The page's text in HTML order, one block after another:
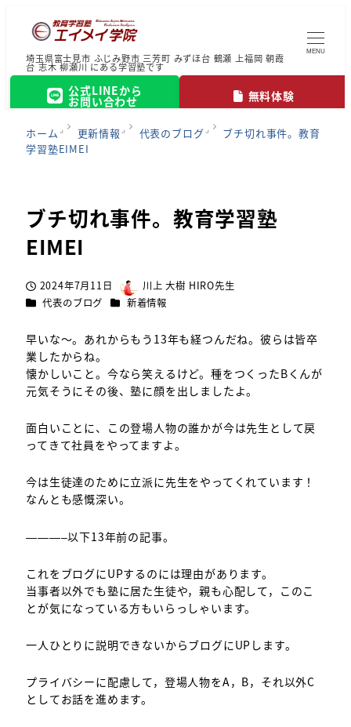
埼玉県富士見市 ふじみ野市 三芳町 みずほ台 鶴瀬 上福岡 朝霞
台 志木 柳瀬川 にある学習塾です
公式LINEから
お問い合わせ 無料体験
MENU
ホーム 更新情報 代表のブログ
ブチ切れ事件。教育
学習塾EIMEI
ブチ切れ事件。教育学習塾
EIMEI
投稿日2024年7月11日
著
者
川上 大樹 HIRO先生
カテゴリー
代表のブログ カテゴリー
新着情報
早いな～。あれからもう13年も経つんだね。彼らは皆卒
業したからね。
懐かしいこと。今なら笑えるけど。種をつくったBくんが
元気そうにその後、塾に顔を出しましたよ。
面白いことに、この登場人物の誰かが今は先生として戻
ってきて社員をやってますよ。
今は生徒達のために立派に先生をやってくれています！
なんとも感慨深い。
———–以下13年前の記事。
これをブログにUPするのには理由があります。
当事者以外でも塾に居た生徒や，親も心配して，このこ
とが気になっている方もいらっしゃいます。
一人ひとりに説明できないからブログにUPします。
プライバシーに配慮して，登場人物をA，B，それ以外C
としてお話を進めます。